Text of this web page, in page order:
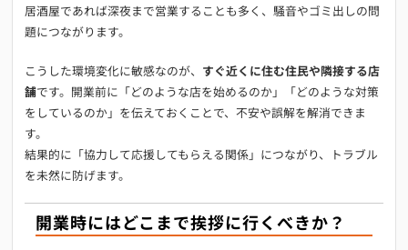
居酒屋であれば深夜まで営業することも多く、騒音やゴミ出しの問
題につながります。
こうした環境変化に敏感なのが、 すぐ近くに住む住民や隣接する店
舗です。開業前に「どのような店を始めるのか」「どのような対策
をしているのか」を伝えておくことで、不安や誤解を解消できま
す。
結果的に「協力して応援してもらえる関係」につながり、トラブル
を未然に防げます。
開業時にはどこまで挨拶に行くべきか？